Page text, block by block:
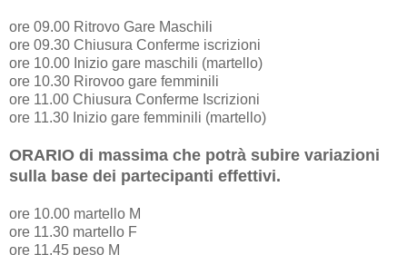
ore 09.00 Ritrovo Gare Maschili
ore 09.30 Chiusura Conferme iscrizioni
ore 10.00 Inizio gare maschili (martello)
ore 10.30 Rirovoo gare femminili
ore 11.00 Chiusura Conferme Iscrizioni
ore 11.30 Inizio gare femminili (martello)
ORARIO di massima che potrà subire variazioni
sulla base dei partecipanti effettivi.
ore 10.00 martello M
ore 11.30 martello F
ore 11.45 peso M